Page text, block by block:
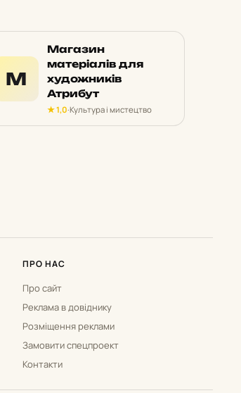
М
Магазин
матеріалів для
художників
Атрибут
★ 1,0·Культура і мистецтво
ПРО НАС
Про сайт
Реклама в довіднику
Розміщення реклами
Замовити спецпроект
Контакти